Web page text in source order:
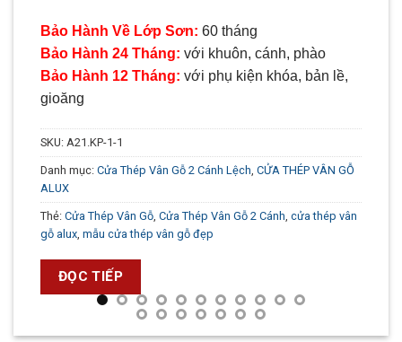
Bảo Hành Về Lớp Sơn: 60 tháng
Bảo Hành 24 Tháng: với khuôn, cánh, phào
Bảo Hành 12 Tháng: với phụ kiện khóa, bản lề,
gioăng
SKU: A21.KP-1-1
Danh mục: Cửa Thép Vân Gỗ 2 Cánh Lệch, CỬA THÉP VÂN GỖ
ALUX
Thẻ: Cửa Thép Vân Gỗ, Cửa Thép Vân Gỗ 2 Cánh, cửa thép vân
gỗ alux, mẫu cửa thép vân gỗ đẹp
ĐỌC TIẾP